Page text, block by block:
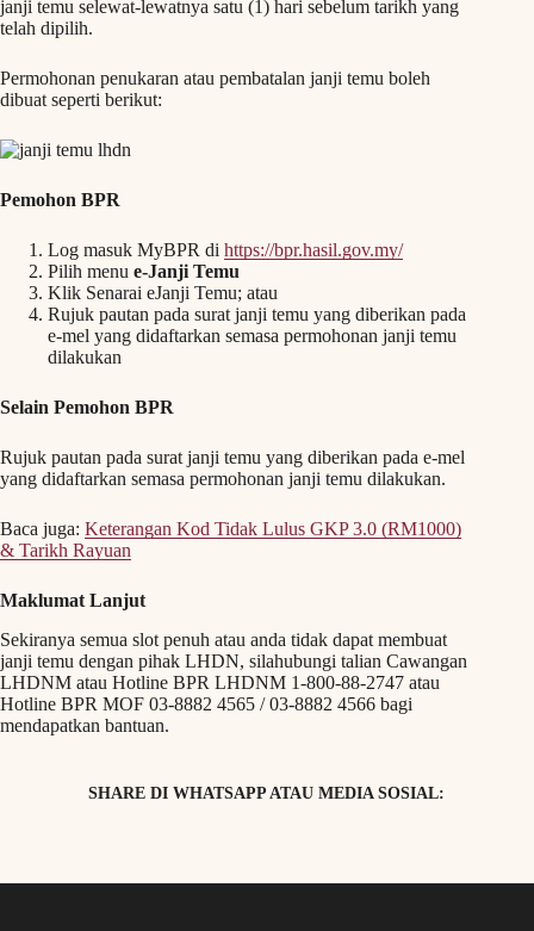
janji temu selewat-lewatnya satu (1) hari sebelum tarikh yang
telah dipilih.
Permohonan penukaran atau pembatalan janji temu boleh
dibuat seperti berikut:
Pemohon BPR
Log masuk MyBPR di https://bpr.hasil.gov.my/
Pilih menu e-Janji Temu
Klik Senarai eJanji Temu; atau
Rujuk pautan pada surat janji temu yang diberikan pada
e-mel yang didaftarkan semasa permohonan janji temu
dilakukan
Selain Pemohon BPR
Rujuk pautan pada surat janji temu yang diberikan pada e-mel
yang didaftarkan semasa permohonan janji temu dilakukan.
Baca juga: Keterangan Kod Tidak Lulus GKP 3.0 (RM1000)
& Tarikh Rayuan
Maklumat Lanjut
Sekiranya semua slot penuh atau anda tidak dapat membuat
janji temu dengan pihak LHDN, silahubungi talian Cawangan
LHDNM atau Hotline BPR LHDNM 1-800-88-2747 atau
Hotline BPR MOF 03-8882 4565 / 03-8882 4566 bagi
mendapatkan bantuan.
SHARE DI WHATSAPP ATAU MEDIA SOSIAL: